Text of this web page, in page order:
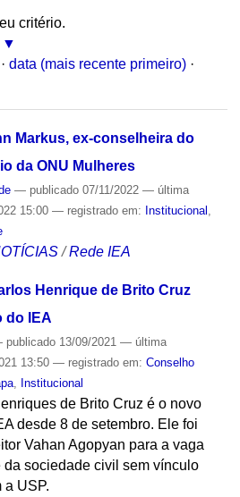
critério.
· data (mais recente primeiro) ·
Markus, ex-conselheira do
da ONU Mulheres
— publicado07/11/2022 — última
15:00 — registrado em: Institucional
/Rede IEA
Henrique de Brito Cruz
do IEA
publicado13/09/2021 — última
13:50 — registrado em: Conselho
, Institucional
de Brito Cruz é o novo
desde 8 de setembro. Ele foi
Vahan Agopyan para a vaga
da sociedade civil sem vínculo
a USP.